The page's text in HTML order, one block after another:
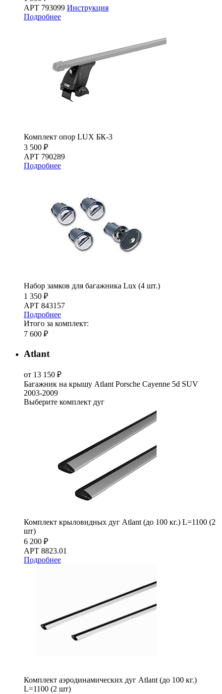
АРТ 793099 Инструкция
Подробнее
Комплект опор LUX БК-3
3 500 ₽
АРТ 790289
Подробнее
Набор замков для багажника Lux (4 шт.)
1 350 ₽
АРТ 843157
Подробнее
Итого за комплект:
7 600 ₽
Atlant
от 13 150 ₽
Багажник на крышу Atlant Porsche Cayenne 5d SUV
2003-2009
Выберите комплект дуг
Комплект крыловидных дуг Atlant (до 100 кг.) L=1100 (2
шт)
6 200 ₽
АРТ 8823.01
Подробнее
Комплект аэродинамических дуг Atlant (до 100 кг.)
L=1100 (2 шт)